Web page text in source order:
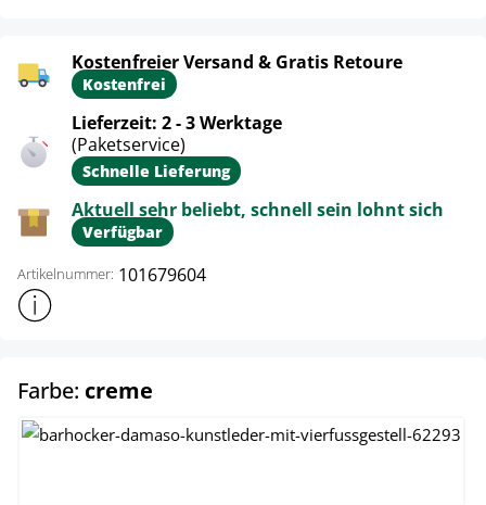
Kostenfreier Versand & Gratis Retoure
Kostenfrei
Lieferzeit: 2 - 3 Werktage
(Paketservice)
Schnelle Lieferung
Aktuell sehr beliebt, schnell sein lohnt sich
Verfügbar
Artikelnummer: 101679604
Weitere Produktinformationen anzeigen
Farbe: creme